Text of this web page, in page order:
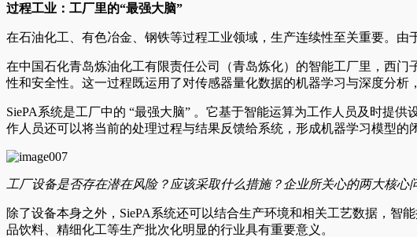
过程工业：工厂里的“最强大脑”
在石油化工、有色冶金、钢铁等过程工业领域，生产连续性至关重要。
在中国石化青岛炼油化工有限责任公司（青岛炼化）的智能工厂里，西
性和安全性。这一过程既运用了对传感器量化数据的机器学习与深度分析
SiePA系统是工厂中的 “最强大脑” 。它基于智能运算为工作人员及时提
作人员还可以将当前的处理过程与结果反馈给系统，形成机器学习模型的
工厂设备是否存在潜在风险？应该采取什么措施？企业所关心的两大核心
除了设备本身之外，SiePA系统还可以结合生产环境和相关工艺数据，
品饮料、精细化工等生产批次化明显的行业具有重要意义。